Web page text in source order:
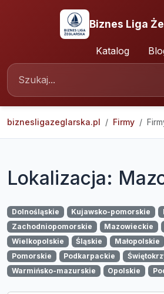
Biznes Liga
Katalog
biznesligazeglarska.pl Firmy
Lokalizacja:
Dolnośląskie Kujawsko-pomorskie
Zachodniopomorskie
Mazowieckie
Wielkopolskie
Śląskie Małopolskie
Pomorskie
Podkarpackie
Warmińsko-mazurskie
Opolskie